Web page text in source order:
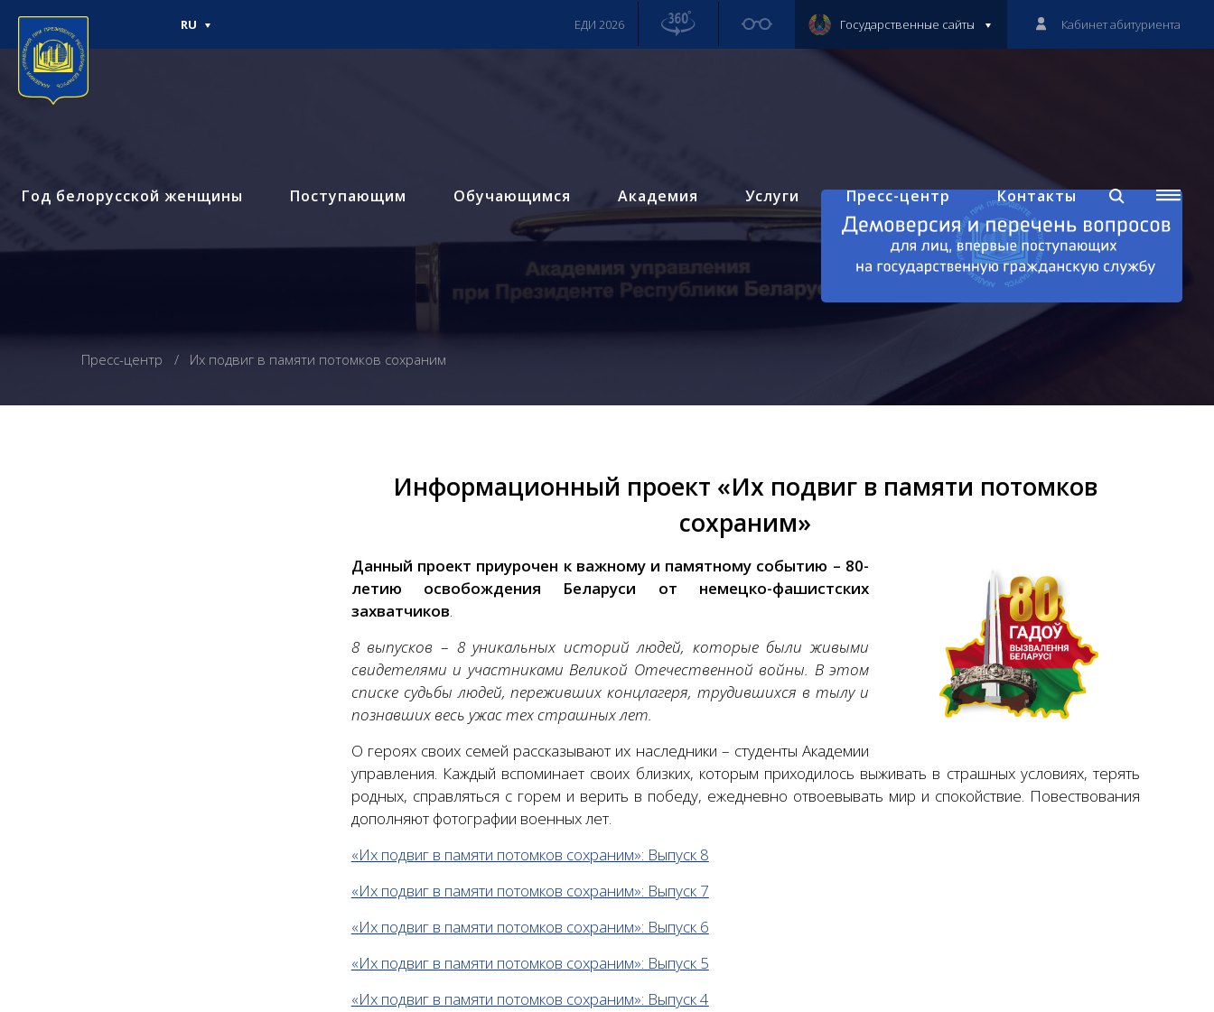
Год белорусской женщины Поступающим Обучающимся Академия Услуги Пресс-центр Контакты
RU ЕДИ 2026 Государственные сайты Кабинет абитуриента
Пресс-центр Их подвиг в памяти потомков сохраним
Информационный проект «Их подвиг в памяти потомков
сохраним»
Данный проект приурочен к важному и памятному событию – 80-
летию освобождения Беларуси от немецко-фашистских
захватчиков.
8 выпусков – 8уникальных историй людей, которые были живыми
свидетелями и участниками Великой Отечественной войны. В этом
списке судьбы людей, переживших концлагеря, трудившихся в тылу и
познавших весь ужас тех страшных лет.
О героях своих семей рассказывают их наследники – студенты Академии
управления. Каждый вспоминает своих близких, которым приходилось выживать в страшных условиях, терять
родных, справляться с горем и верить в победу, ежедневно отвоевывать мир и спокойствие. Повествования
дополняют фотографии военных лет.
«Их подвиг в памяти потомков сохраним»: Выпуск 8
«Их подвиг в памяти потомков сохраним»: Выпуск 7
«Их подвиг в памяти потомков сохраним»: Выпуск 6
«Их подвиг в памяти потомков сохраним»: Выпуск 5
«Их подвиг в памяти потомков сохраним»: Выпуск 4